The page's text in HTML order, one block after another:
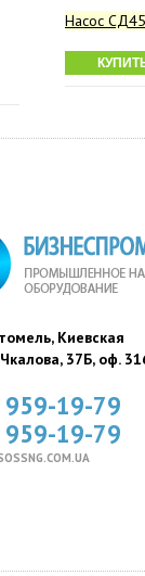
Насос
Киевская
37Б, оф.
959-19-79
959-19-79